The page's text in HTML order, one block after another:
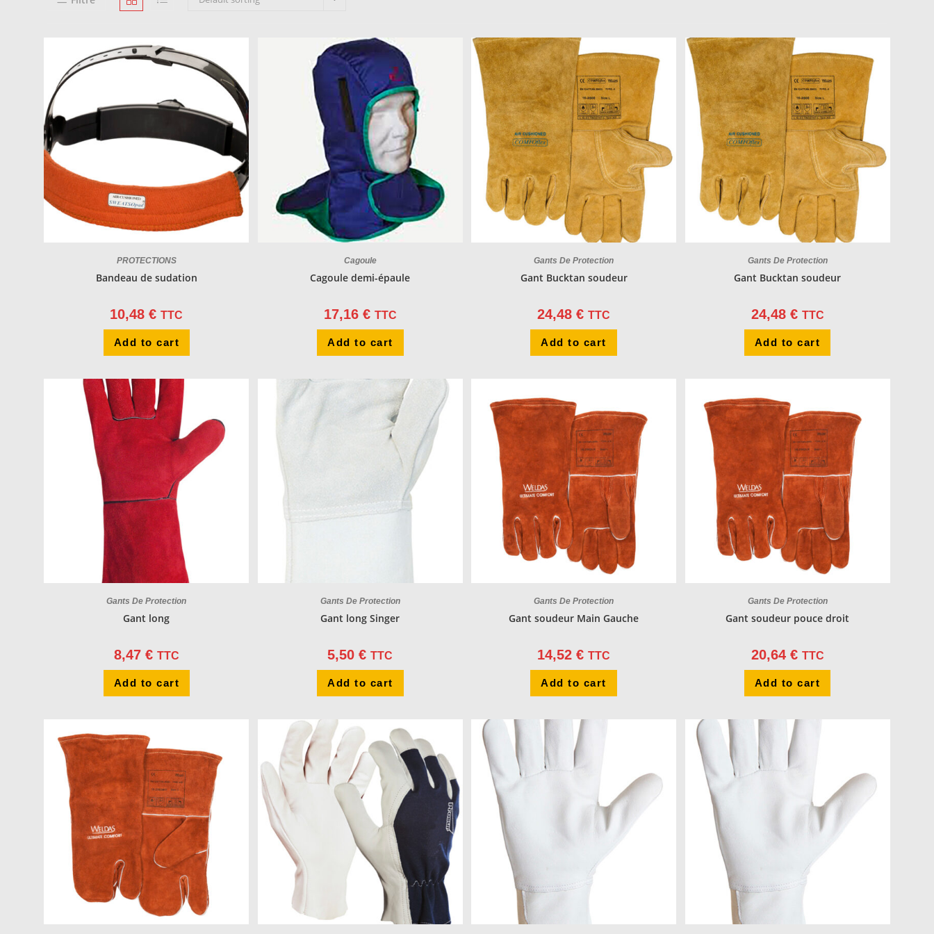
PROTECTIONS
Bandeau de sudation
10,48€ TTC
Add to cart
Cagoule
Cagoule demi-épaule
17,16 € TTC
Add to cart
Gants De Protection
Gant Bucktan soudeur
24,48€ TTC
Add to cart
Gants De Protection
Gant Bucktan soudeur
24,48 € TTC
Add to cart
Gants De Protection
Gant long
8,47 € TTC
Add to cart
Gants De Protection
Gant long Singer
5,50€ TTC
Add to cart
Gants De Protection
Gant soudeur Main Gauche
14,52€ TTC
Add to cart
Gants De Protection
Gant soudeur pouce droit
20,64 € TTC
Add to cart